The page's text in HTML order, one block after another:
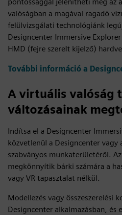
valóságban a magával ragadó
felülvizsgálati technológiánk
Designcenter Immersive
HMD (fejre szerelt kijelző)
A virtuális valóság
változásainak
Indítsa el a Designcenter
közvetlenül a Designcenter vagy
szabványos munkaterületéről.
megkönnyítik bárki számára a
vagy VR tapasztalat nélkül.
Modellezés vagy összeszerelési
Designcenter alkalmazásban, és